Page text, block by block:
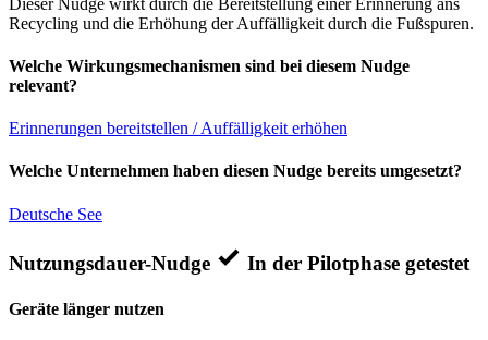
Recycling und die Erhöhung der Auffälligkeit durch die Fußspuren.
Welche Wirkungsmechanismen sind bei diesem Nudge
relevant?
Erinnerungen bereitstellen / Auffälligkeit erhöhen
Welche Unternehmen haben diesen Nudge bereits umgesetzt?
Deutsche See
Nutzungsdauer-Nudge In der Pilotphase getestet
Geräte länger nutzen